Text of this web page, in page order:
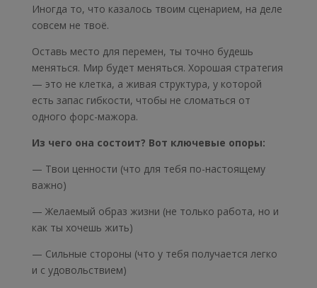
Иногда то, что казалось твоим сценарием, на деле
совсем не твоё.
Оставь место для перемен, ты точно будешь
меняться. Мир будет меняться. Хорошая стратегия
— это не клетка, а живая структура, у которой
есть запас гибкости, чтобы не сломаться от
одного форс-мажора.
Из чего она состоит? Вот ключевые опоры:
— Твои ценности (что для тебя по-настоящему
важно)
— Желаемый образ жизни (не только работа, но и
как ты хочешь жить)
— Сильные стороны (что у тебя получается легко
и с удовольствием)